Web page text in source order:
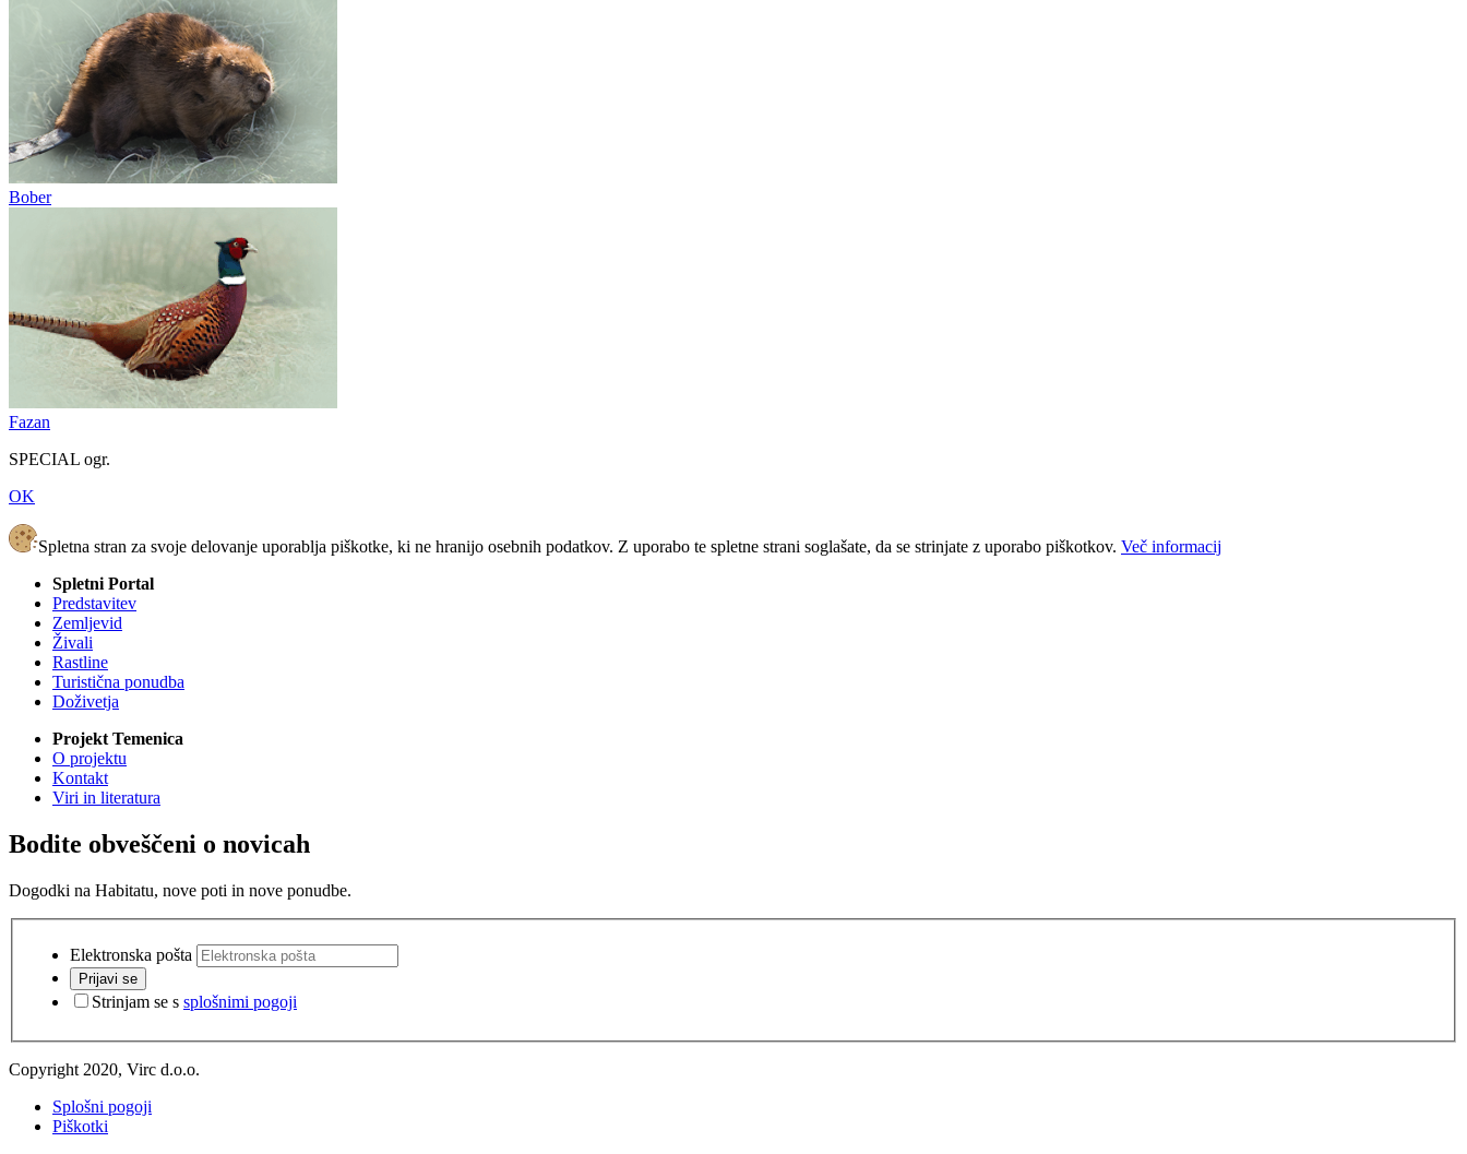
Bober
Fazan
SPECIAL ogr.
OK
Spletna stran za svoje delovanje uporablja piškotke, ki ne hranijo osebnih podatkov. Z uporabo te spletne strani soglašate, da se strinjate z uporabo piškotkov. Več informacij
Spletni Portal
Predstavitev
Zemljevid
Živali
Rastline
Turistična ponudba
Doživetja
Projekt Temenica
O projektu
Kontakt
Viri in literatura
Bodite obveščeni o novicah
Dogodki na Habitatu, nove poti in nove ponudbe.
Elektronska pošta
Prijavi se
Strinjam se s splošnimi pogoji
Copyright 2020, Virc d.o.o.
Splošni pogoji
Piškotki